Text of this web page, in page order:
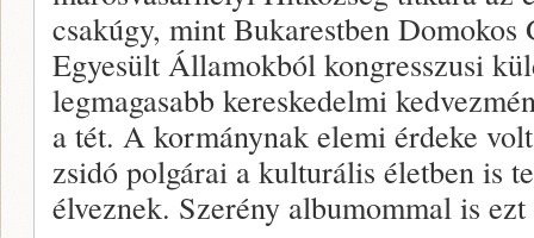
csakúgy, mint Bukarestben
Egyesült Államokból kongresszusi
legmagasabb kereskedelmi
a tét. A kormánynak elemi érdeke
zsidó polgárai a kulturális életben is
élveznek. Szerény albumommal is